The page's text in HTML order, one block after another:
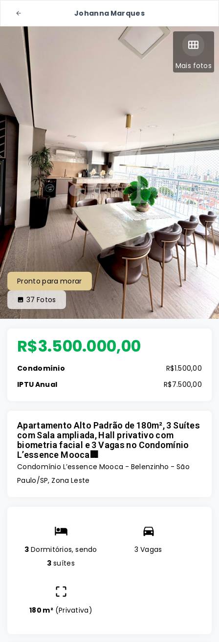
Johanna Marques
Mais fotos
Pronto para morar
37 Fotos
R$3.500.000,00
Condomínio
R$1.500,00
IPTU Anual
R$7.500,00
Apartamento Alto Padrão de 180m², 3 Suítes
com Sala ampliada, Hall privativo com
biometria facial e 3 Vagas no Condomínio
L’essence Mooca🏢
Condomínio L’essence Mooca - Belenzinho - São
Paulo/SP, Zona Leste
3 Dormitórios, sendo
3 suítes
3 Vagas
180 m² (Privativa)